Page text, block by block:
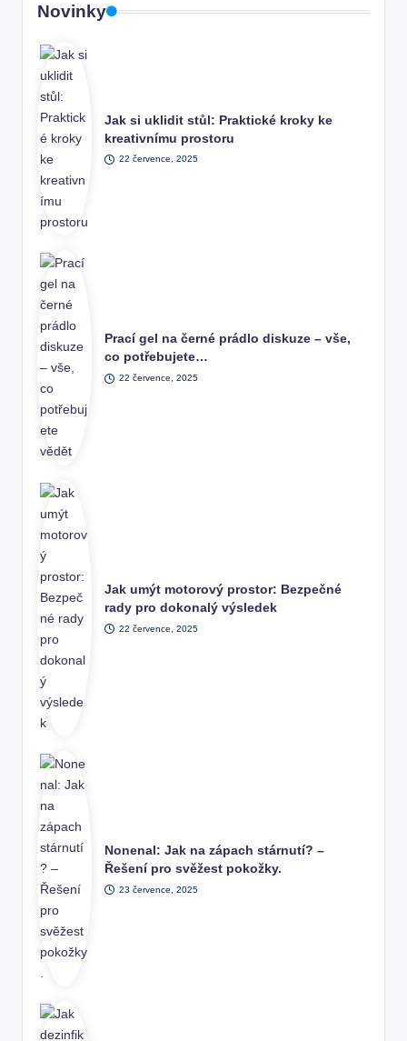
Novinky
Jak si uklidit stůl: Praktické kroky ke
kreativnímu prostoru
22 července, 2025
Prací gel na černé prádlo diskuze – vše,
co potřebujete…
22 července, 2025
Jak umýt motorový prostor: Bezpečné
rady pro dokonalý výsledek
22 července, 2025
Nonenal: Jak na zápach stárnutí? –
Řešení pro svěžest pokožky.
23 července, 2025